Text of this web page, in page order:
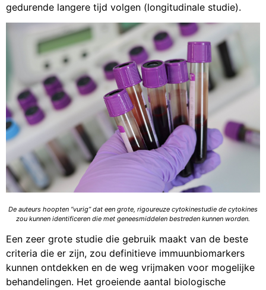
gedurende langere tijd volgen (longitudinale studie).
De auteurs hoopten “vurig” dat een grote, rigoureuze cytokinestudie de cytokines
zou kunnen identificeren die met geneesmiddelen bestreden kunnen worden.
Een zeer grote studie die gebruik maakt van de beste
criteria die er zijn, zou definitieve immuunbiomarkers
kunnen ontdekken en de weg vrijmaken voor mogelijke
behandelingen. Het groeiende aantal biologische